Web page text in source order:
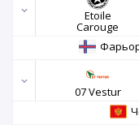
Etoile
Carouge
07 Vestur